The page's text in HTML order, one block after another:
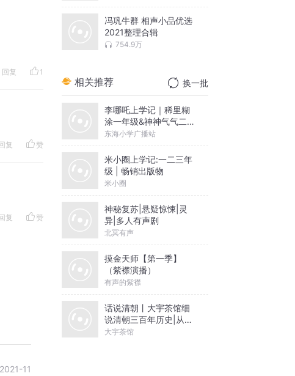
回复 1
复 赞
复 赞
2021-11
冯巩牛群 相声小品优选
2021整理合辑
754.9万
相关推荐 换一批
李哪吒上学记｜稀里糊
涂一年级&神神气气二年
级
东海小学广播站
米小圈上学记:一二三年
级 | 畅销出版物
米小圈
神秘复苏|悬疑惊悚|灵
异|多人有声剧
北冥有声
摸金天师【第一季】
（紫襟演播）
有声的紫襟
话说清朝丨大宇茶馆细
说清朝三百年历史|从努
尔哈赤到末代皇帝溥仪|
大宇茶馆